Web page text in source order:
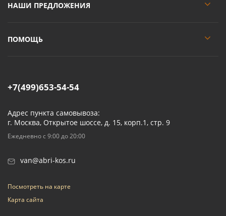
НАШИ ПРЕДЛОЖЕНИЯ
ПОМОЩЬ
+7(499)653-54-54
Адрес пункта самовывоза:
г. Москва, Открытое шоссе, д. 15, корп.1, стр. 9
Ежедневно с 9:00 до 20:00
van@abri-kos.ru
Посмотреть на карте
Карта сайта